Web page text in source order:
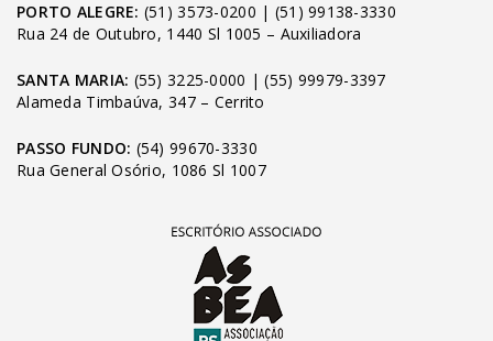
PORTO ALEGRE: (51) 3573-0200 | (51) 99138-3330
Rua 24 de Outubro, 1440 Sl 1005 – Auxiliadora
SANTA MARIA: (55) 3225-0000 |(55) 99979-3397
Alameda Timbaúva, 347 – Cerrito
PASSO FUNDO: (54) 99670-3330
Rua General Osório, 1086 Sl 1007